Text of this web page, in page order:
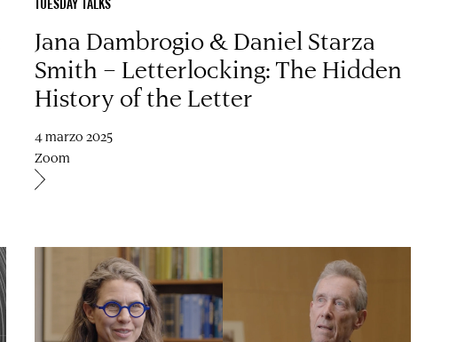
TUESDAY TALKS
Jana Dambrogio & Daniel Starza
Smith – Letterlocking: The Hidden
History of the Letter
4 marzo 2025
Zoom